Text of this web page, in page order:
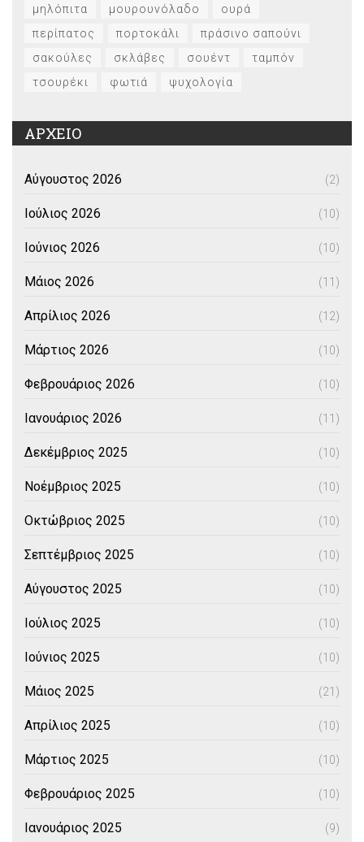
μηλόπιτα μουρουνόλαδο
ουρά
περίπατος
πορτοκάλι
πράσινο σαπούνι
σακούλες
σκλάβες σουέντ
ταμπόν
τσουρέκι
φωτιά ψυχολογία
ΑΡΧΕΙΟ
Αύγουστος 2026 (2)
Ιούλιος 2026 (10)
Ιούνιος 2026 (10)
Μάιος 2026 (11)
Απρίλιος 2026 (12)
Μάρτιος 2026 (10)
Φεβρουάριος 2026 (10)
Ιανουάριος 2026 (11)
Δεκέμβριος 2025 (10)
Νοέμβριος 2025 (10)
Οκτώβριος 2025 (10)
Σεπτέμβριος 2025 (10)
Αύγουστος 2025 (10)
Ιούλιος 2025 (10)
Ιούνιος 2025 (10)
Μάιος 2025 (21)
Απρίλιος 2025 (10)
Μάρτιος 2025 (10)
Φεβρουάριος 2025 (10)
Ιανουάριος 2025 (9)